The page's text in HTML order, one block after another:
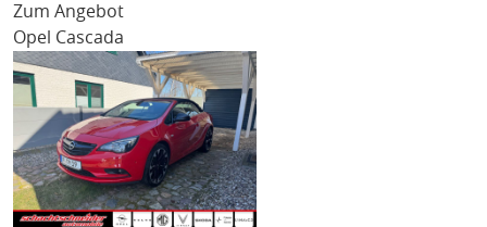
Zum Angebot
Opel Cascada